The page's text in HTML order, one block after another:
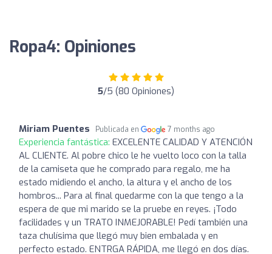
Ropa4: Opiniones
5/5 (80 Opiniones)
Miriam Puentes Publicada en 7 months ago
Experiencia fantástica: EXCELENTE CALIDAD Y ATENCIÓN
AL CLIENTE. Al pobre chico le he vuelto loco con la talla
de la camiseta que he comprado para regalo, me ha
estado midiendo el ancho, la altura y el ancho de los
hombros... Para al final quedarme con la que tengo a la
espera de que mi marido se la pruebe en reyes. ¡Todo
facilidades y un TRATO INMEJORABLE! Pedí también una
taza chulísima que llegó muy bien embalada y en
perfecto estado. ENTRGA RÁPIDA, me llegó en dos días.